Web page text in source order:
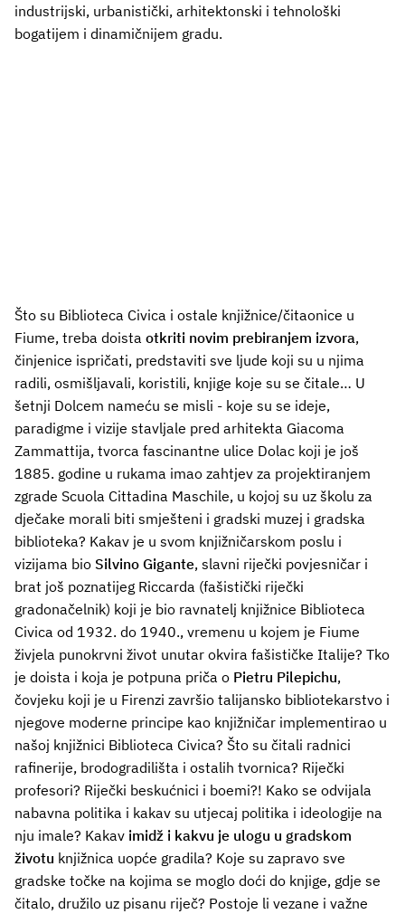
industrijski, urbanistički, arhitektonski i tehnološki
bogatijem i dinamičnijem gradu.
Što su Biblioteca Civica i ostale knjižnice/čitaonice u
Fiume, treba doista otkriti novim prebiranjem izvora,
činjenice ispričati, predstaviti sve ljude koji su u njima
radili, osmišljavali, koristili, knjige koje su se čitale… U
šetnji Dolcem nameću se misli - koje su se ideje,
paradigme i vizije stavljale pred arhitekta Giacoma
Zammattija, tvorca fascinantne ulice Dolac koji je još
1885. godine u rukama imao zahtjev za projektiranjem
zgrade Scuola Cittadina Maschile, u kojoj su uz školu za
dječake morali biti smješteni i gradski muzej i gradska
biblioteka? Kakav je u svom knjižničarskom poslu i
vizijama bio Silvino Gigante, slavni riječki povjesničar i
brat još poznatijeg Riccarda (fašistički riječki
gradonačelnik) koji je bio ravnatelj knjižnice Biblioteca
Civica od 1932. do 1940., vremenu u kojem je Fiume
živjela punokrvni život unutar okvira fašističke Italije? Tko
je doista i koja je potpuna priča o Pietru Pilepichu,
čovjeku koji je u Firenzi završio talijansko bibliotekarstvo i
njegove moderne principe kao knjižničar implementirao u
našoj knjižnici Biblioteca Civica? Što su čitali radnici
rafinerije, brodogradilišta i ostalih tvornica? Riječki
profesori? Riječki beskućnici i boemi?! Kako se odvijala
nabavna politika i kakav su utjecaj politika i ideologije na
nju imale? Kakav imidž i kakvu je ulogu u gradskom
životu knjižnica uopće gradila? Koje su zapravo sve
gradske točke na kojima se moglo doći do knjige, gdje se
čitalo, družilo uz pisanu riječ? Postoje li vezane i važne